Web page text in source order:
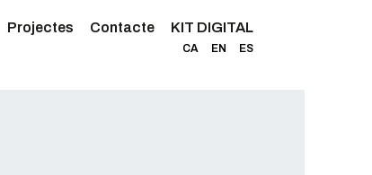
Projectes Contacte KIT DIGITAL
CA EN ES